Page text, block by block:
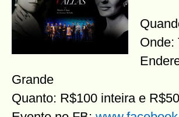
Onde:
Grande
Quanto: R$100 inteira e